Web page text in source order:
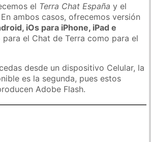
el Terra Chat España y el
ambos casos, ofrecemos versión
iOs para iPhone, iPad e
para el Chat de Terra como para el
desde un dispositivo Celular, la
es la segunda, pues estos
Adobe Flash.